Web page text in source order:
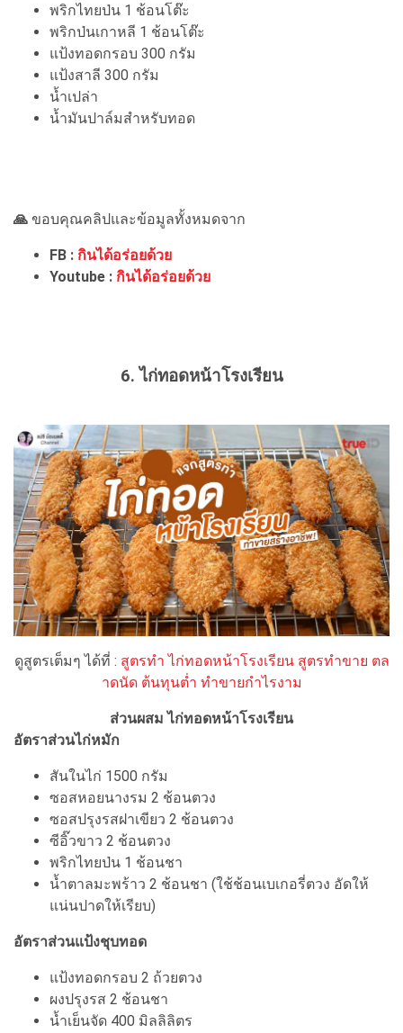
พริกไทยป่น 1 ช้อนโต๊ะ
พริกป่นเกาหลี 1 ช้อนโต๊ะ
แป้งทอดกรอบ 300 กรัม
แป้งสาลี 300 กรัม
น้ำเปล่า
น้ำมันปาล์มสำหรับทอด
🙏 ขอบคุณคลิปและข้อมูลทั้งหมดจาก
FB : กินได้อร่อยด้วย
Youtube : กินได้อร่อยด้วย
6. ไก่ทอดหน้าโรงเรียน
ดูสูตรเต็มๆ ได้ที่ : สูตรทำ ไก่ทอดหน้าโรงเรียน สูตรทำขาย ตล
าดนัด ต้นทุนต่ำ ทำขายกำไรงาม
ส่วนผสม ไก่ทอดหน้าโรงเรียน
อัตราส่วนไก่หมัก
สันในไก่ 1500 กรัม
ซอสหอยนางรม 2 ช้อนตวง
ซอสปรุงรสฝาเขียว 2 ช้อนตวง
ซีอิ๊วขาว 2 ช้อนตวง
พริกไทยป่น 1 ช้อนชา
น้ำตาลมะพร้าว 2 ช้อนชา (ใช้ช้อนเบเกอรี่ตวง อัดให้
แน่นปาดให้เรียบ)
อัตราส่วนแป้งชุบทอด
แป้งทอดกรอบ 2 ถ้วยตวง
ผงปรุงรส 2 ช้อนชา
น้ำเย็นจัด 400 มิลลิลิตร